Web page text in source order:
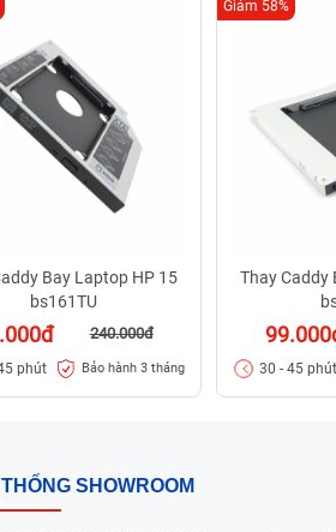
Bay Laptop HP 15
bs161TU
240.000đ
phút Bảo hành 3 tháng
Thay Caddy
Giảm 58%
30 - 45 phút
SHOWROOM